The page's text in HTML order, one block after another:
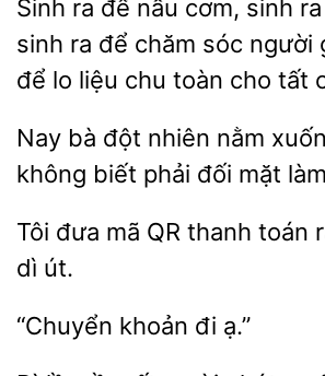
Sinh ra để nấu cơm, sinh
sinh ra để chăm
người
để lo
chu toàn cho tất
Nay bà đột nằm
không biết phải đối mặt
Tôi đưa
thanh toán
dì út.
ạ.”